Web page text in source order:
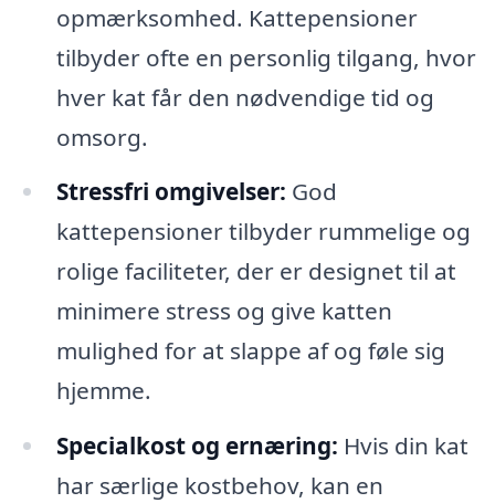
opmærksomhed. Kattepensioner
tilbyder ofte en personlig tilgang, hvor
hver kat får den nødvendige tid og
omsorg.
Stressfri omgivelser: God
kattepensioner tilbyder rummelige og
rolige faciliteter, der er designet til at
minimere stress og give katten
mulighed for at slappe af og føle sig
hjemme.
Specialkost og ernæring: Hvis din kat
har særlige kostbehov, kan en